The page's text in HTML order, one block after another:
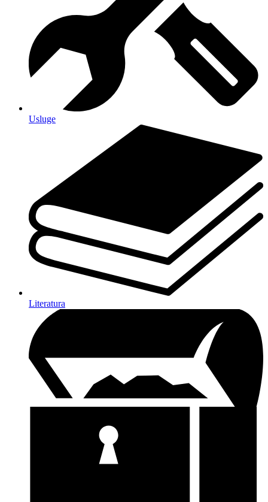
Usluge
Literatura